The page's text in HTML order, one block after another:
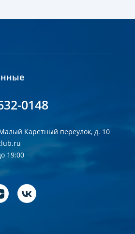
0148
Каретный переулок, д. 10
19:00